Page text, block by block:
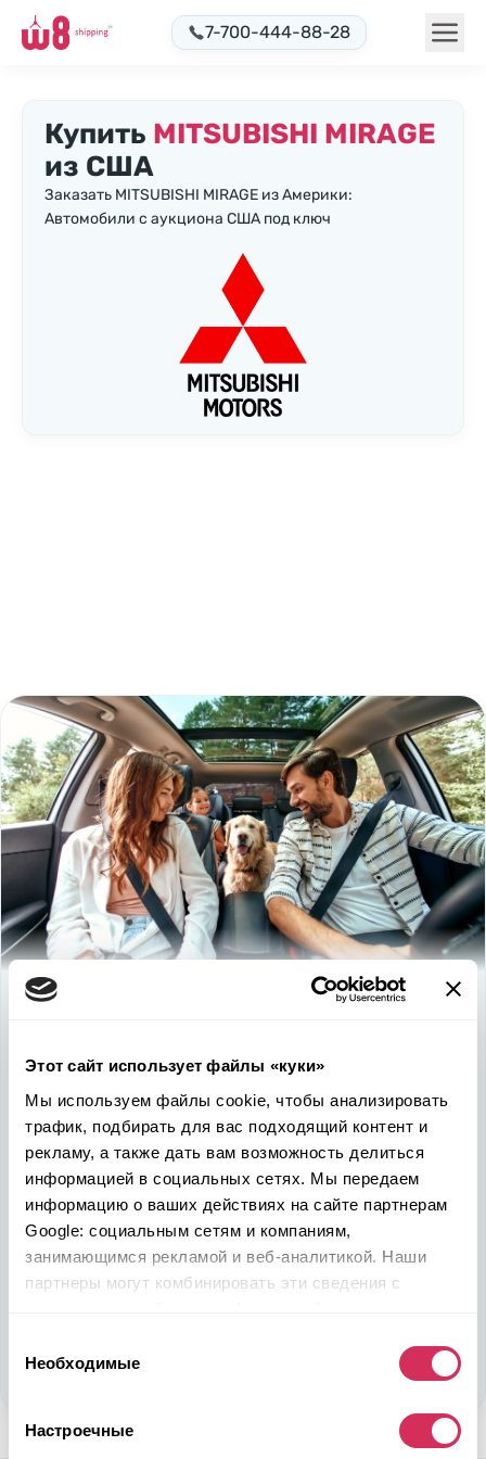
Этот сайт использует файлы «куки»
Мы используем файлы cookie, чтобы анализировать
трафик, подбирать для вас подходящий контент и
рекламу, а также дать вам возможность делиться
информацией в социальных сетях. Мы передаем
информацию о ваших действиях на сайте партнерам
Google: социальным сетям и компаниям,
занимающимся рекламой и веб-аналитикой. Наши
партнеры могут комбинировать эти сведения с
вами их сервисов.
согласия
Необходимые
Настроечные
7-700-444-88-28
Купить MITSUBISHI MIRAGE
из США
Заказать MITSUBISHI MIRAGE из Америки:
Автомобили с аукциона США под ключ
Используйте
возможность
Надежность, эффективность и слаженность процессов
откроет перед вами дополнительные перспективы. Кроме
ожидаемого результата, вы получите реальные выгоды.
Внедрение Американского стандарта на авторынке
Казахстана станет эрой больших возможностей
казахстанцев, чтобы реализовать свой потенциал в
полную силу.
Подобрать авто